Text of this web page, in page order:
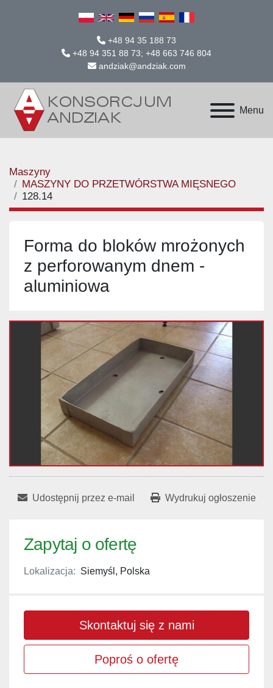
+48 94 35 188 73
+48 94 351 88 73; +48 663 746 804
andziak@andziak.com
Menu
Maszyny
MASZYNY DO PRZETWÓRSTWA MIĘSNEGO
128.14
Forma do bloków mrożonych
z perforowanym dnem -
aluminiowa
Udostępnij przez e-mail Wydrukuj ogłoszenie
Zapytaj o ofertę
Lokalizacja: Siemyśl, Polska
Skontaktuj się z nami
Poproś o ofertę